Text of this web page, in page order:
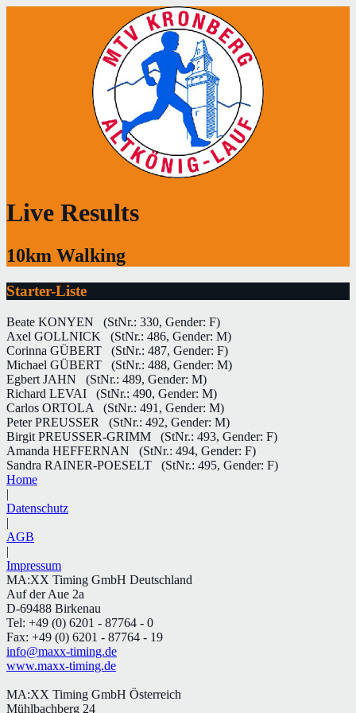
Live Results
10km Walking
Starter-Liste
Beate KONYEN
(StNr.: 330, Gender: F)
Axel GOLLNICK
(StNr.: 486, Gender: M)
Corinna GÜBERT
(StNr.: 487, Gender: F)
Michael GÜBERT
(StNr.: 488, Gender: M)
Egbert JAHN
(StNr.: 489, Gender: M)
Richard LEVAI
(StNr.: 490, Gender: M)
Carlos ORTOLA
(StNr.: 491, Gender: M)
Peter PREUSSER
(StNr.: 492, Gender: M)
Birgit PREUSSER-GRIMM
(StNr.: 493, Gender: F)
Amanda HEFFERNAN
(StNr.: 494, Gender: F)
Sandra RAINER-POESELT
(StNr.: 495, Gender: F)
Home
|
Datenschutz
|
AGB
|
Impressum
MA:XX Timing GmbH Deutschland
Auf der Aue 2a
D-69488 Birkenau
Tel: +49 (0) 6201 - 87764 - 0
Fax: +49 (0) 6201 - 87764 - 19
info@maxx-timing.de
www.maxx-timing.de
MA:XX Timing GmbH Österreich
Mühlbachberg 24